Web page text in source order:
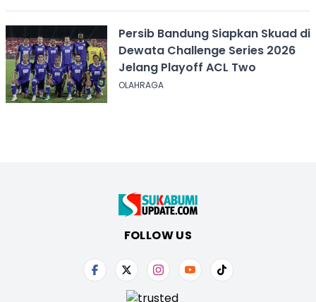
Persib Bandung Siapkan Skuad di
Dewata Challenge Series 2026
Jelang Playoff ACL Two
OLAHRAGA
FOLLOW US